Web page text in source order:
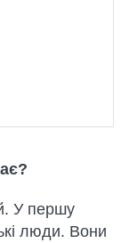
У першу
люди. Вони